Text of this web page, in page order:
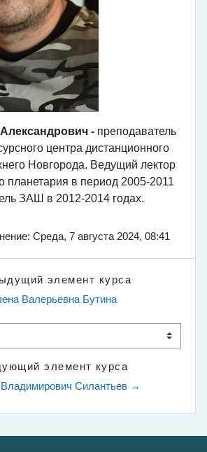
- преподаватель
центра дистанционного
Новгорода. Ведущий лектор
планетария в период 2005-2011
ЗАШ в 2012-2014 годах.
Среда, 7 августа 2024, 08:41
элемент курса
Валерьевна Бутина
элемент курса
Силантьев →